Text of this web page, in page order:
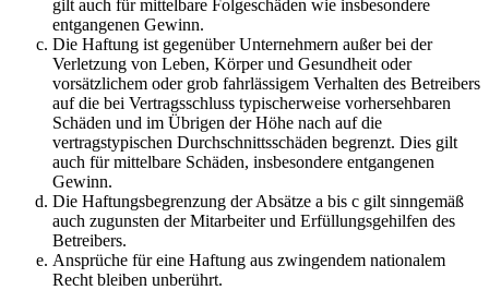
gilt auch für mittelbare Folgeschäden wie insbesondere
entgangenen Gewinn.
Die Haftung ist gegenüber Unternehmern außer bei der
Verletzung von Leben, Körper und Gesundheit oder
vorsätzlichem oder grob fahrlässigem Verhalten des Betreibers
auf die bei Vertragsschluss typischerweise vorhersehbaren
Schäden und im Übrigen der Höhe nach auf die
vertragstypischen Durchschnittsschäden begrenzt. Dies gilt
auch für mittelbare Schäden, insbesondere entgangenen
Gewinn.
Die Haftungsbegrenzung der Absätze a bis c gilt sinngemäß
auch zugunsten der Mitarbeiter und Erfüllungsgehilfen des
Betreibers.
Ansprüche für eine Haftung aus zwingendem nationalem
Recht bleiben unberührt.